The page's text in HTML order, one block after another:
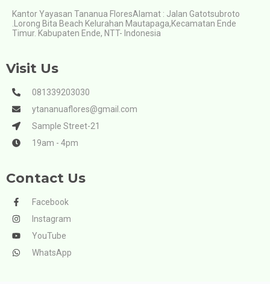
Kantor Yayasan Tananua FloresAlamat : Jalan Gatotsubroto
.Lorong Bita Beach Kelurahan Mautapaga,Kecamatan Ende
Timur. Kabupaten Ende, NTT- Indonesia
Visit Us
081339203030
ytananuaflores@gmail.com
Sample Street-21
19am - 4pm
Contact Us
Facebook
Instagram
YouTube
WhatsApp